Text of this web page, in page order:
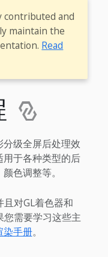
contributed and
maintain the
Read
级全屏后处理效
于各种类型的后
色调整等。
对GL着色器和
需要学习这些主
染手册。